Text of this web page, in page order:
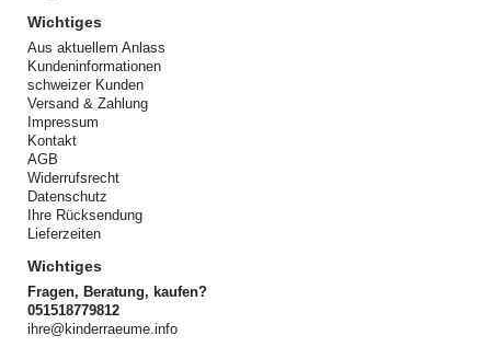
Wichtiges
Aus aktuellem Anlass
Kundeninformationen
schweizer Kunden
Versand & Zahlung
Impressum
Kontakt
AGB
Widerrufsrecht
Datenschutz
Ihre Rücksendung
Lieferzeiten
Wichtiges
Fragen, Beratung, kaufen?
051518779812
ihre@kinderraeume.info